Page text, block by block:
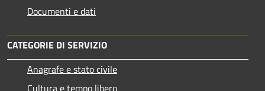
Documenti e dati
CATEGORIE DI SERVIZIO
Anagrafe e stato civile
Cultura e tempo libero